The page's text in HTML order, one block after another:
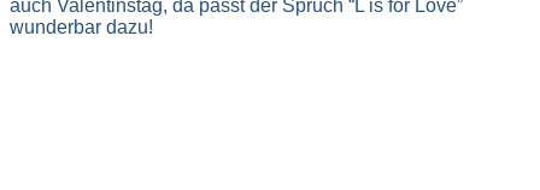
auch Valentinstag, da passt der Spruch “L is for Love”
wunderbar dazu!